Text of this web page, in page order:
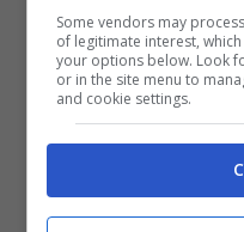
Chiara
degli ultimi
bollente: lo
Some vendors may
of legitimate interest,
your options below. Look
or in the site menu to
and cookie settings.